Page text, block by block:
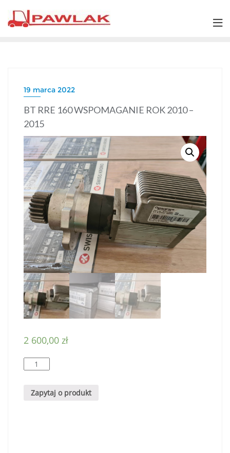
19 marca 2022
BT RRE 160 WSPOMAGANIE ROK 2010 –
2015
2 600,00 zł
ilość
RRE
Zapytaj o produkt